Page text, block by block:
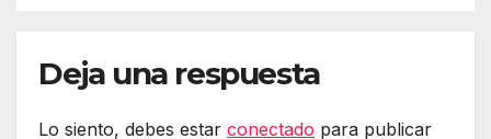
Deja una respuesta
Lo siento, debes estar conectado para publicar